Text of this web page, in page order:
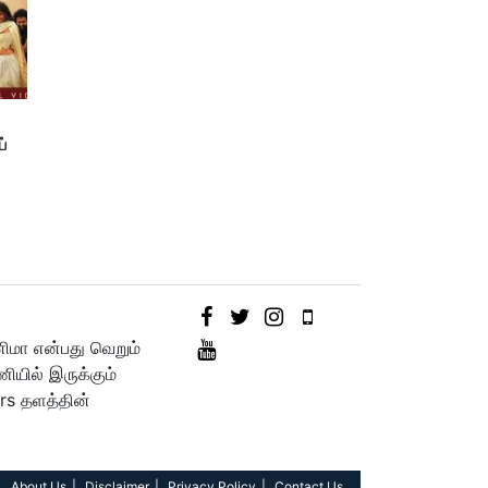
என்பது வெறும்
இருக்கும்
தளத்தின்